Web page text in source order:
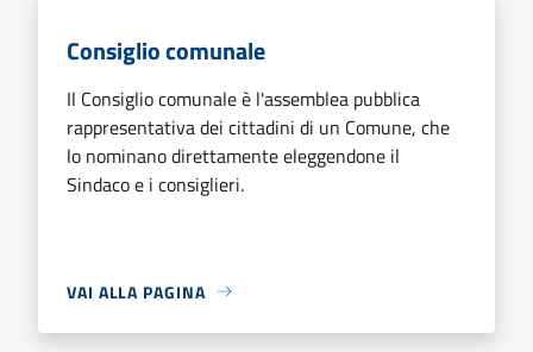
Consiglio comunale
Il Consiglio comunale è l'assemblea pubblica
rappresentativa dei cittadini di un Comune, che
lo nominano direttamente eleggendone il
Sindaco e i consiglieri.
VAI ALLA PAGINA